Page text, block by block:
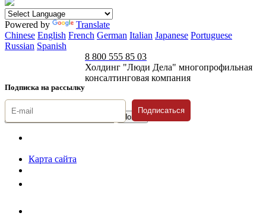
Powered by
Translate
Chinese English French German Italian Japanese Portuguese
Russian Spanish
Подписка на рассылку
8 800 555 85 03
Холдинг "Люди Дела" многопрофильная
консалтинговая компания
Подписаться
Карта сайта